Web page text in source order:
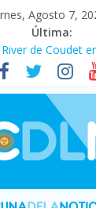
Agosto 7,
Última:
de Coudet
nivel más alto
en Santa Fe
cerraron 41.000
2001
con más
personas
de autos